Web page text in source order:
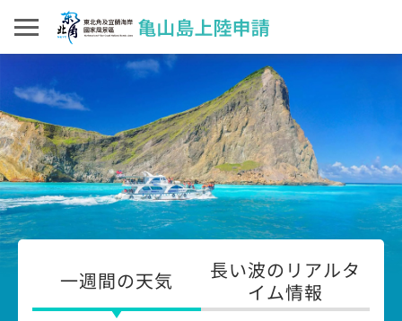
一週間の天気
長い波のリアルタ
イム情報